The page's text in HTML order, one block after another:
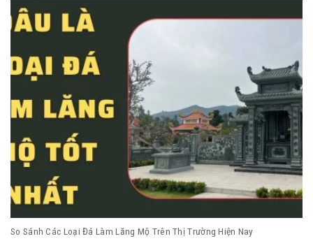
So Sánh Các Loại Đá Làm Lăng Mộ Trên Thị Trường Hiện Nay